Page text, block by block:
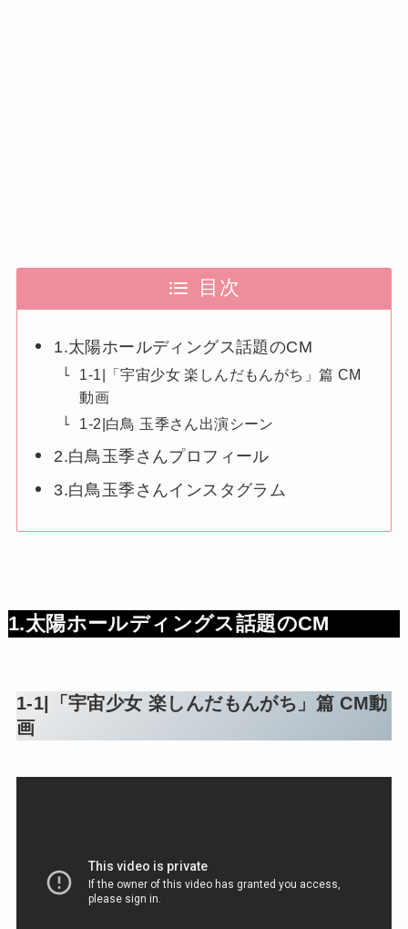
目次
1.太陽ホールディングス話題のCM
1-1|「宇宙少女 楽しんだもんがち」篇 CM
動画
1-2|白鳥 玉季さん出演シーン
2.白鳥玉季さんプロフィール
3.白鳥玉季さんインスタグラム
1.太陽ホールディングス話題のCM
1-1|「宇宙少女 楽しんだもんがち」篇 CM動
画